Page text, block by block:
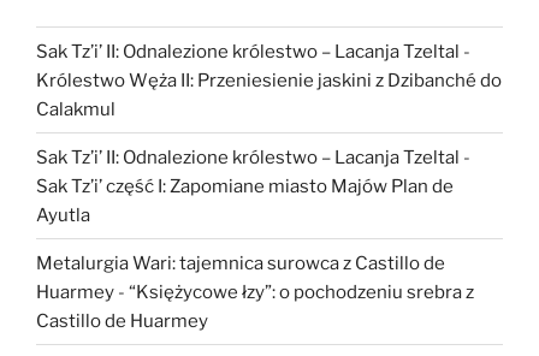
Sak Tz’i’ II: Odnalezione królestwo – Lacanja Tzeltal -
Królestwo Węża II: Przeniesienie jaskini z Dzibanché do
Calakmul
Sak Tz’i’ II: Odnalezione królestwo – Lacanja Tzeltal -
Sak Tz’i’ część I: Zapomiane miasto Majów Plan de
Ayutla
Metalurgia Wari: tajemnica surowca z Castillo de
Huarmey - “Księżycowe łzy”: o pochodzeniu srebra z
Castillo de Huarmey